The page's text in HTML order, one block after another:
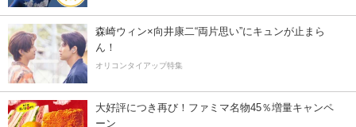
森崎ウィン×向井康二“両片思い”にキュンが止まら
ん！
オリコンタイアップ特集
大好評につき再び！ファミマ名物45％増量キャンペ
ーン